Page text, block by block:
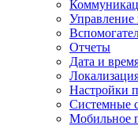
Отчeты
Дата и
Настройки
Системные
Мобильное